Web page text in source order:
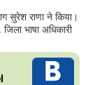
सुरेश राणा ने किया।
भाषा अधिकारी